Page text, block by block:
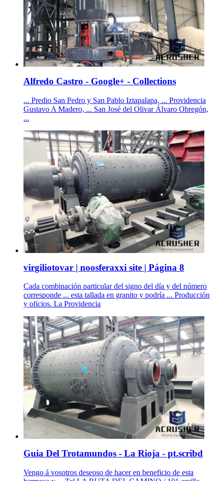
Alfredo Castro - Google+ - Collections
... Predio San Pedro y San Pablo Iztapalapa, ... Providencia
Gustavo A Madero, ... San José del Olivar Álvaro Obregón,
...
virgiliotovar | noosferaxxi site | Página 8
Cada combinación particular del signo del día y del número
corresponde ... esta tallada en granito y podría ... Producción
y oficios. La Providencia
Guia Del Trotamundos - La Rioja - pt.scribd
Vengo á vosotros deseoso de hacer en beneficio de esta